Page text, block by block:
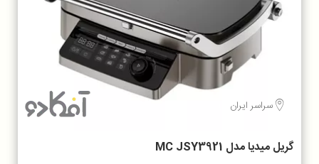
سراسر ایران
گریل میدیا مدل MC JSY3921